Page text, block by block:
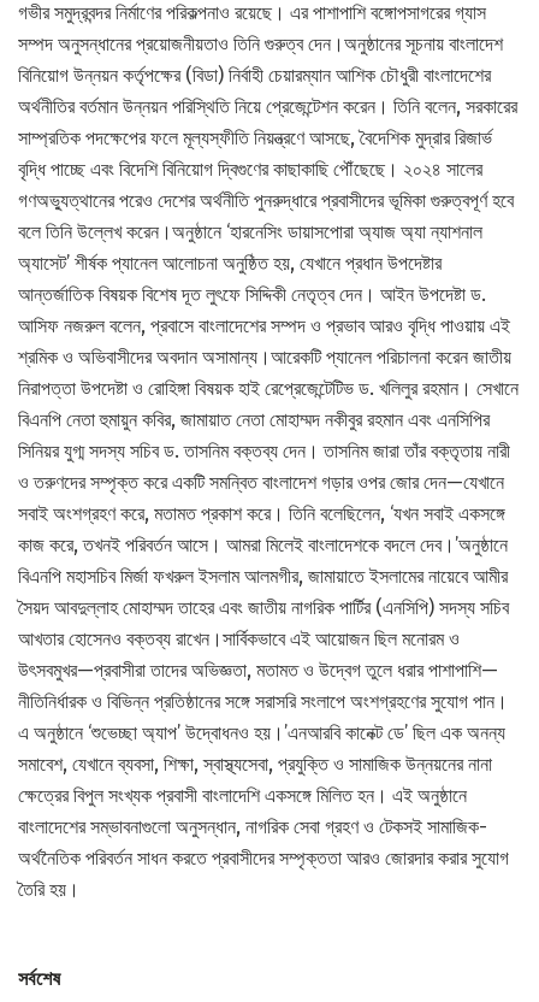
গভীর সমুদ্রবন্দর নির্মাণের পরিকল্পনাও রয়েছে। এর পাশাপাশি বঙ্গোপসাগরের গ্যাস
সম্পদ অনুসন্ধানের প্রয়োজনীয়তাও তিনি গুরুত্ব দেন।অনুষ্ঠানের সূচনায় বাংলাদেশ
বিনিয়োগ উন্নয়ন কর্তৃপক্ষের (বিডা) নির্বাহী চেয়ারম্যান আশিক চৌধুরী বাংলাদেশের
অর্থনীতির বর্তমান উন্নয়ন পরিস্থিতি নিয়ে প্রেজেন্টেশন করেন। তিনি বলেন, সরকারের
সাম্প্রতিক পদক্ষেপের ফলে মূল্যস্ফীতি নিয়ন্ত্রণে আসছে, বৈদেশিক মুদ্রার রিজার্ভ
বৃদ্ধি পাচ্ছে এবং বিদেশি বিনিয়োগ দ্বিগুণের কাছাকাছি পৌঁছেছে। ২০২৪ সালের
গণঅভ্যুত্থানের পরেও দেশের অর্থনীতি পুনরুদ্ধারে প্রবাসীদের ভূমিকা গুরুত্বপূর্ণ হবে
বলে তিনি উল্লেখ করেন।অনুষ্ঠানে ‘হারনেসিং ডায়াসপোরা অ্যাজ অ্যা ন্যাশনাল
অ্যাসেট’ শীর্ষক প্যানেল আলোচনা অনুষ্ঠিত হয়, যেখানে প্রধান উপদেষ্টার
আন্তর্জাতিক বিষয়ক বিশেষ দূত লুৎফে সিদ্দিকী নেতৃত্ব দেন। আইন উপদেষ্টা ড.
আসিফ নজরুল বলেন, প্রবাসে বাংলাদেশের সম্পদ ও প্রভাব আরও বৃদ্ধি পাওয়ায় এই
শ্রমিক ও অভিবাসীদের অবদান অসামান্য।আরেকটি প্যানেল পরিচালনা করেন জাতীয়
নিরাপত্তা উপদেষ্টা ও রোহিঙ্গা বিষয়ক হাই রেপ্রেজেন্টেটিভ ড. খলিলুর রহমান। সেখানে
বিএনপি নেতা হুমায়ুন কবির, জামায়াত নেতা মোহাম্মদ নকীবুর রহমান এবং এনসিপির
সিনিয়র যুগ্ম সদস্য সচিব ড. তাসনিম বক্তব্য দেন। তাসনিম জারা তাঁর বক্তৃতায় নারী
ও তরুণদের সম্পৃক্ত করে একটি সমন্বিত বাংলাদেশ গড়ার ওপর জোর দেন—যেখানে
সবাই অংশগ্রহণ করে, মতামত প্রকাশ করে। তিনি বলেছিলেন, ‘যখন সবাই একসঙ্গে
কাজ করে, তখনই পরিবর্তন আসে। আমরা মিলেই বাংলাদেশকে বদলে দেব।’অনুষ্ঠানে
বিএনপি মহাসচিব মির্জা ফখরুল ইসলাম আলমগীর, জামায়াতে ইসলামের নায়েবে আমীর
সৈয়দ আবদুল্লাহ মোহাম্মদ তাহের এবং জাতীয় নাগরিক পার্টির (এনসিপি) সদস্য সচিব
আখতার হোসেনও বক্তব্য রাখেন।সার্বিকভাবে এই আয়োজন ছিল মনোরম ও
উৎসবমুখর—প্রবাসীরা তাদের অভিজ্ঞতা, মতামত ও উদ্বেগ তুলে ধরার পাশাপাশি—
নীতিনির্ধারক ও বিভিন্ন প্রতিষ্ঠানের সঙ্গে সরাসরি সংলাপে অংশগ্রহণের সুযোগ পান।
এ অনুষ্ঠানে ‘শুভেচ্ছা অ্যাপ’ উদ্বোধনও হয়।’এনআরবি কানেক্ট ডে’ ছিল এক অনন্য
সমাবেশ, যেখানে ব্যবসা, শিক্ষা, স্বাস্থ্যসেবা, প্রযুক্তি ও সামাজিক উন্নয়নের নানা
ক্ষেত্রের বিপুল সংখ্যক প্রবাসী বাংলাদেশি একসঙ্গে মিলিত হন। এই অনুষ্ঠানে
বাংলাদেশের সম্ভাবনাগুলো অনুসন্ধান, নাগরিক সেবা গ্রহণ ও টেকসই সামাজিক-
অর্থনৈতিক পরিবর্তন সাধন করতে প্রবাসীদের সম্পৃক্ততা আরও জোরদার করার সুযোগ
তৈরি হয়।
সর্বশেষ